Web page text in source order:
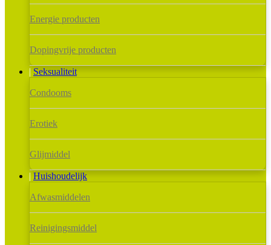
Energie producten
Dopingvrije producten
Seksualiteit
Condooms
Erotiek
Glijmiddel
Huishoudelijk
Afwasmiddelen
Reinigingsmiddel